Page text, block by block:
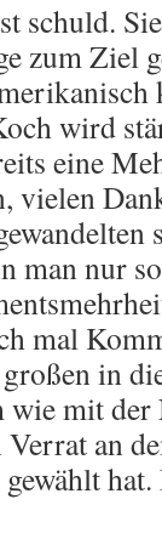
schuld.
zum Ziel
wird
eine
vielen
man nur
mal
in
mit der
an